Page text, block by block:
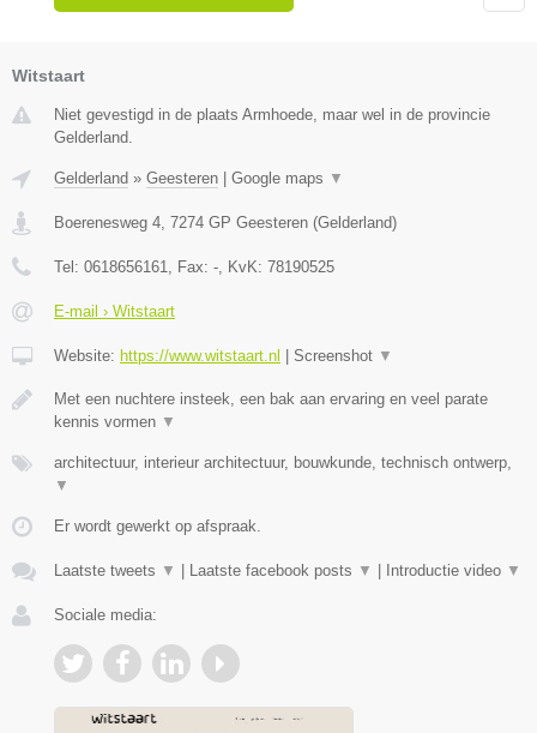
Witstaart
Niet gevestigd in de plaats Armhoede, maar wel in de provincie
Gelderland.
Gelderland » Geesteren | Google maps ▼
Boerenesweg 4 7274 GP Geesteren (Gelderland)
Tel: 0618656161 , Fax: - , KvK: 78190525
E-mail › Witstaart
Website: https://www.witstaart.nl | Screenshot ▼
Met een nuchtere insteek, een bak aan ervaring en veel parate
kennis vormen ▼
architectuur, interieur architectuur, bouwkunde, technisch ontwerp,
▼
Er wordt gewerkt op afspraak.
Laatste tweets ▼ | Laatste facebook posts ▼ | Introductie video ▼
Sociale media: